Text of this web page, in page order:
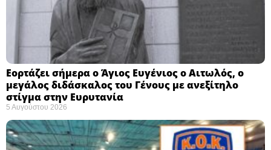
Εορτάζει σήμερα ο Άγιος Ευγένιος ο Αιτωλός, ο
μεγάλος διδάσκαλος του Γένους με ανεξίτηλο
στίγμα στην Ευρυτανία
5 Αυγούστου 2026